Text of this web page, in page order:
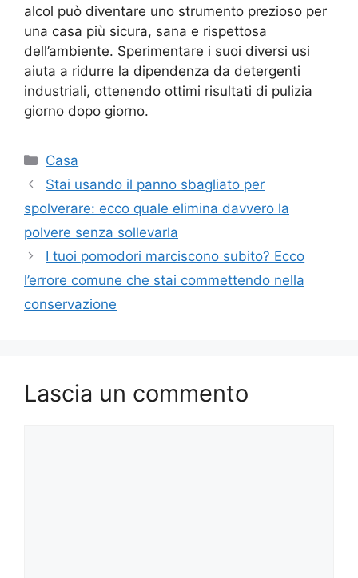
alcol può diventare uno strumento prezioso per
una casa più sicura, sana e rispettosa
dell’ambiente. Sperimentare i suoi diversi usi
aiuta a ridurre la dipendenza da detergenti
industriali, ottenendo ottimi risultati di pulizia
giorno dopo giorno.
Categorie
Casa
Stai usando il panno sbagliato per
spolverare: ecco quale elimina davvero la
polvere senza sollevarla
I tuoi pomodori marciscono subito? Ecco
l’errore comune che stai commettendo nella
conservazione
Lascia un commento